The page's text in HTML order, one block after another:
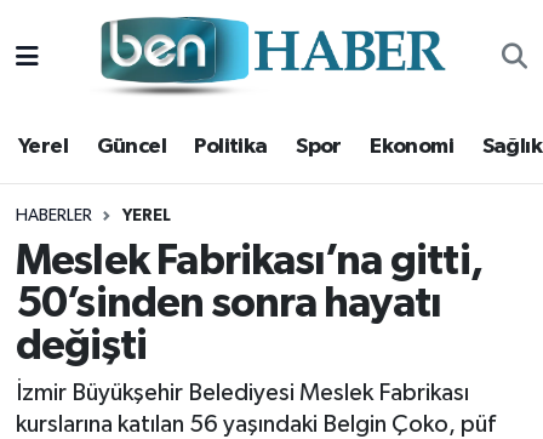
Yerel Güncel Politika Spor Ekonomi Sağlık
HABERLER YEREL
Meslek Fabrikası’na gitti,
50’sinden sonra hayatı
değişti
İzmir Büyükşehir Belediyesi Meslek Fabrikası
kurslarına katılan 56 yaşındaki Belgin Çoko, püf
Yerel
Güncel
Politika
Spor
Ekonomi
Sağlık
Hava Durumu
Trafik Durumu
Süper Lig Puan Durumu ve Fikstür
Tüm Manşetler
Son Dakika Haberleri
Haber Arşivi